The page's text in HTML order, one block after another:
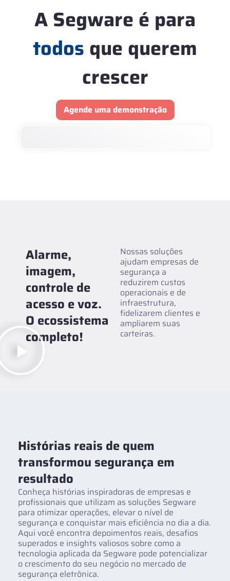
A Segware é para
todos que querem
crescer
Agende uma demonstração
Alarme,
imagem,
controle de
acesso e voz.
O ecossistema
completo!
Nossas soluções
ajudam empresas de
segurança a
reduzirem custos
operacionais e de
infraestrutura,
fidelizarem clientes e
ampliarem suas
carteiras.
Histórias reais de quem
transformou segurança em
resultado
Conheça histórias inspiradoras de empresas e
profissionais que utilizam as soluções Segware
para otimizar operações, elevar o nível de
segurança e conquistar mais eficiência no dia a dia.
Aqui você encontra depoimentos reais, desafios
superados e insights valiosos sobre como a
tecnologia aplicada da Segware pode potencializar
o crescimento do seu negócio no mercado de
segurança eletrônica.